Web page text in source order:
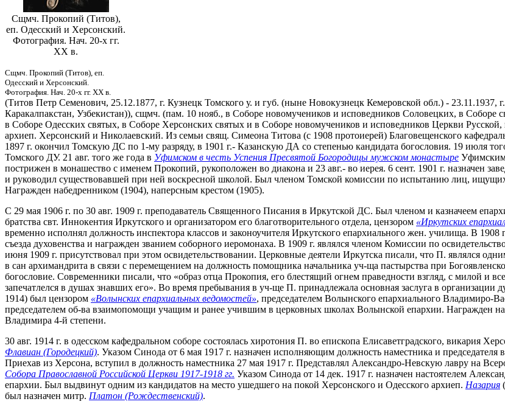
Сщмч. Прокопий (Титов),
еп. Одесский и Херсонский.
Фотография. Нач. 20-х гг.
ХХ в.
Сщмч. Прокопий (Титов), еп.
Одесский и Херсонский.
Фотография. Нач. 20-х гг. ХХ в.
(Титов Петр Семенович, 25.12.1877, г. Кузнецк Томского у. и губ. (ныне Новокузнецк Кемеровской обл.) -
Каракалпакстан, Узбекистан)), сщмч. (пам. 10 нояб., в Соборе новомучеников и исповедников Соловецких, в
в Соборе Одесских святых, в Соборе Херсонских святых и в Соборе новомучеников и исповедников Церкви
архиеп. Херсонский и Николаевский. Из семьи свящ. Симеона Титова (с 1908 протоиерей) Благовещенского
1897 г. окончил Томскую ДС по 1-му разряду, в 1901 г.- Казанскую ДА со степенью кандидата богословия. 19 июля
Томского ДУ. 21 авг. того же года в Уфимском в честь Успения Пресвятой Богородицы мужском монастыре
пострижен в монашество с именем Прокопий, рукоположен во диакона и 23 авг.- во иерея. 6 сент. 1901 г. назначен
и руководил существовавшей при ней воскресной школой. Был членом Томской комиссии по испытанию лиц,
Награжден набедренником (1904), наперсным крестом (1905).
С 29 мая 1906 г. по 30 авг. 1909 г. преподаватель Священного Писания в Иркутской ДС. Был членом и казначеем
братства свт. Иннокентия Иркутского и организатором его благотворительного отдела, цензором «Иркутских
временно исполнял должность инспектора классов и законоучителя Иркутского епархиального жен. училища. В 1908
съезда духовенства и награжден званием соборного иеромонаха. В 1909 г. являлся членом Комиссии по
июня 1909 г. присутствовал при этом освидетельствовании. Церковные деятели Иркутска писали, что П. являлся
в сан архимандрита в связи с перемещением на должность помощника начальника уч-ща пастырства при
богословие. Современники писали, что «образ отца Прокопия, его блестящий огнем праведности взгляд, с милой и
запечатлелся в душах знавших его». Во время пребывания в уч-ще П. принадлежала основная заслуга в
1914) был цензором «Волынских епархиальных ведомостей», председателем Волынского епархиального Владимиро-
председателем об-ва взаимопомощи учащим и ранее учившим в церковных школах Волынской епархии. Награжден
Владимира 4-й степени.
30 авг. 1914 г. в одесском кафедральном соборе состоялась хиротония П. во епископа Елисаветградского, викария
Флавиан (Городецкий). Указом Синода от 6 мая 1917 г. назначен исполняющим должность наместника и председателя
Приехав из Херсона, вступил в должность наместника 27 мая 1917 г. Представлял Александро-Невскую лавру на
Собора Православной Российской Церкви 1917-1918 гг. Указом Синода от 14 дек. 1917 г. назначен настоятелем
епархии. Был выдвинут одним из кандидатов на место ушедшего на покой Херсонского и Одесского архиеп. Назария
был назначен митр. Платон (Рождественский).